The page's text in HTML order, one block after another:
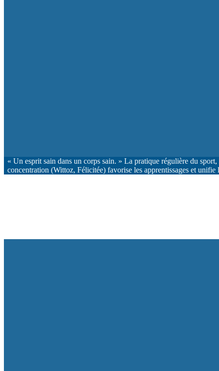
« Un esprit sain dans un corps sain. » La pratique régulière du
concentration (Wittoz, Félicitée) favorise les apprentissages et